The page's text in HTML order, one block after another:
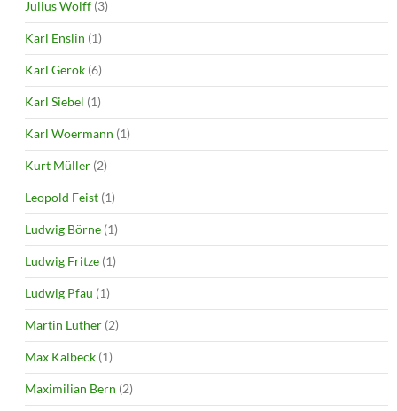
Julius Wolff (3)
Karl Enslin (1)
Karl Gerok (6)
Karl Siebel (1)
Karl Woermann (1)
Kurt Müller (2)
Leopold Feist (1)
Ludwig Börne (1)
Ludwig Fritze (1)
Ludwig Pfau (1)
Martin Luther (2)
Max Kalbeck (1)
Maximilian Bern (2)